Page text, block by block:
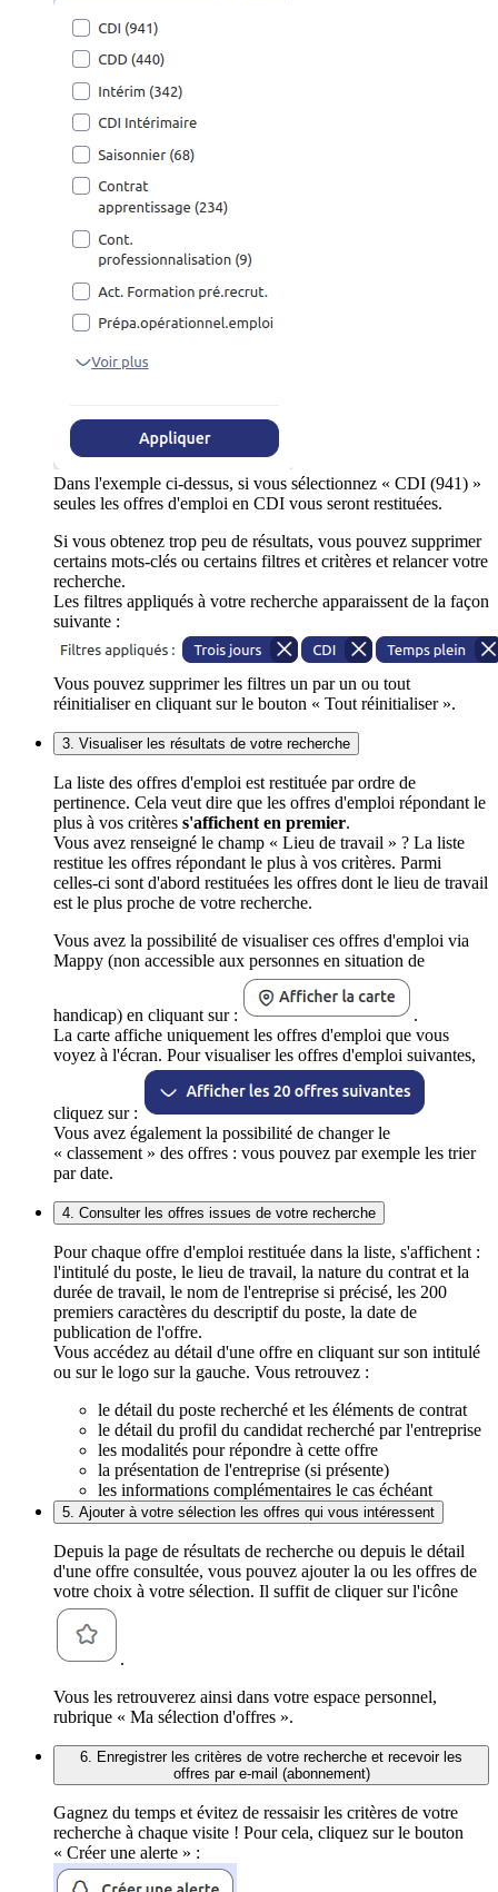
Dans l'exemple ci-dessus, si vous sélectionnez « CDI (941) »
seules les offres d'emploi en CDI vous seront restituées.
Si vous obtenez trop peu de résultats, vous pouvez supprimer
certains mots-clés ou certains filtres et critères et relancer votre
recherche.
Les filtres appliqués à votre recherche apparaissent de la façon
suivante :
Vous pouvez supprimer les filtres un par un ou tout
réinitialiser en cliquant sur le bouton « Tout réinitialiser ».
3. Visualiser les résultats de votre recherche
La liste des offres d'emploi est restituée par ordre de
pertinence. Cela veut dire que les offres d'emploi répondant le
plus à vos critères s'affichent en premier.
Vous avez renseigné le champ « Lieu de travail » ? La liste
restitue les offres répondant le plus à vos critères. Parmi
celles-ci sont d'abord restituées les offres dont le lieu de travail
est le plus proche de votre recherche.
Vous avez la possibilité de visualiser ces offres d'emploi via
Mappy (non accessible aux personnes en situation de
handicap) en cliquant sur :
.
La carte affiche uniquement les offres d'emploi que vous
voyez à l'écran. Pour visualiser les offres d'emploi suivantes,
cliquez sur :
Vous avez également la possibilité de changer le
« classement » des offres : vous pouvez par exemple les trier
par date.
4. Consulter les offres issues de votre recherche
Pour chaque offre d'emploi restituée dans la liste, s'affichent :
l'intitulé du poste, le lieu de travail, la nature du contrat et la
durée de travail, le nom de l'entreprise si précisé, les 200
premiers caractères du descriptif du poste, la date de
publication de l'offre.
Vous accédez au détail d'une offre en cliquant sur son intitulé
ou sur le logo sur la gauche. Vous retrouvez :
le détail du poste recherché et les éléments de contrat
le détail du profil du candidat recherché par l'entreprise
les modalités pour répondre à cette offre
la présentation de l'entreprise (si présente)
les informations complémentaires le cas échéant
5. Ajouter à votre sélection les offres qui vous intéressent
Depuis la page de résultats de recherche ou depuis le détail
d'une offre consultée, vous pouvez ajouter la ou les offres de
votre choix à votre sélection. Il suffit de cliquer sur l'icône
.
Vous les retrouverez ainsi dans votre espace personnel,
rubrique « Ma sélection d'offres ».
6. Enregistrer les critères de votre recherche et recevoir les
offres par e-mail (abonnement)
Gagnez du temps et évitez de ressaisir les critères de votre
recherche à chaque visite ! Pour cela, cliquez sur le bouton
« Créer une alerte » :